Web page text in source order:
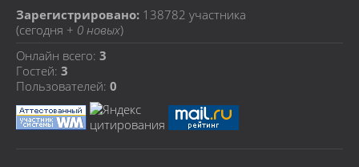
Зарегистрировано: 138782 участника
(сегодня + 0 новых)
Онлайн всего: 3
Гостей: 3
Пользователей: 0